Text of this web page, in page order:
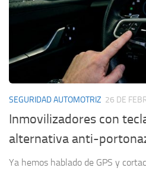
SEGURIDAD AUTOMOTRIZ 26 DE
Inmovilizadores con
alternativa anti-
Ya hemos hablado de GPS y